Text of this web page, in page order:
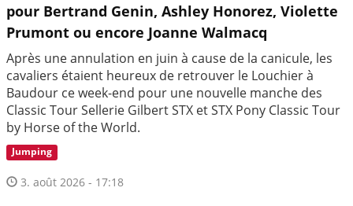
pour Bertrand Genin, Ashley Honorez, Violette
Prumont ou encore Joanne Walmacq
Après une annulation en juin à cause de la canicule, les
cavaliers étaient heureux de retrouver le Louchier à
Baudour ce week-end pour une nouvelle manche des
Classic Tour Sellerie Gilbert STX et STX Pony Classic Tour
by Horse of the World.
Jumping
3. août 2026 - 17:18